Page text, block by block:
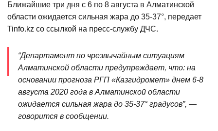
Ближайшие три дня с 6 по 8 августа в Алматинской
области ожидается сильная жара до 35-37°, передает
Tinfo.kz со ссылкой на пресс-службу ДЧС.
“Департамент по чрезвычайным ситуациям
Алматинской области предупреждает, что: на
основании прогноза РГП «Казгидромет» днем 6-8
августа 2020 года в Алматинской области
ожидается сильная жара до 35-37° градусов”, —
говорится в сообщении.